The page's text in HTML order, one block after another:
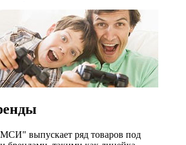
выпускает ряд товаров под